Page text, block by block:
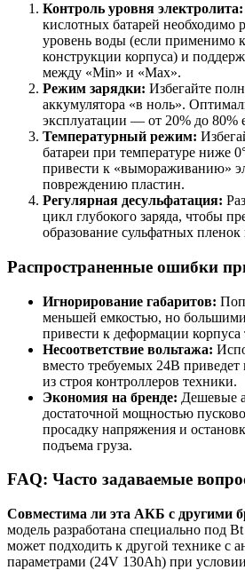
Контроль уровня электролита:
кислотных батарей необходимо
уровень воды (если применимо
конструкции корпуса) и
между «Min» и «Max».
Режим зарядки: Избегайте
аккумулятора «в ноль».
эксплуатации — от 20% до 80%
Температурный режим:
батареи при температуре ниже
привести к «вымораживанию»
повреждению пластин.
Регулярная десульфатация:
цикл глубокого заряда, чтобы
образование сульфатных пленок
Распространенные ошибки
Игнорирование габаритов:
меньшей емкостью, но
привести к деформации корпуса
Несоответствие вольтажа:
вместо требуемых 24В
из строя контроллеров техники.
Экономия на бренде: Дешевые
достаточной мощностью
просадку напряжения и
подъема груза.
FAQ: Часто задаваемые
Совместима ли эта АКБ с другими
модель разработана специально под
может подходить к другой технике с
параметрами (24V 130Ah) при